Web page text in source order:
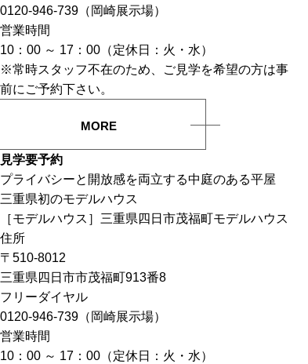
0120-946-739（岡崎展示場）
営業時間
10：00 ～ 17：00（定休日：火・水）
※常時スタッフ不在のため、ご見学を希望の方は事
前にご予約下さい。
MORE
見学要予約
プライバシーと開放感を両立する中庭のある平屋
三重県初のモデルハウス
［モデルハウス］三重県四日市茂福町モデルハウス
住所
〒510-8012
三重県四日市市茂福町913番8
フリーダイヤル
0120-946-739（岡崎展示場）
営業時間
10：00 ～ 17：00（定休日：火・水）